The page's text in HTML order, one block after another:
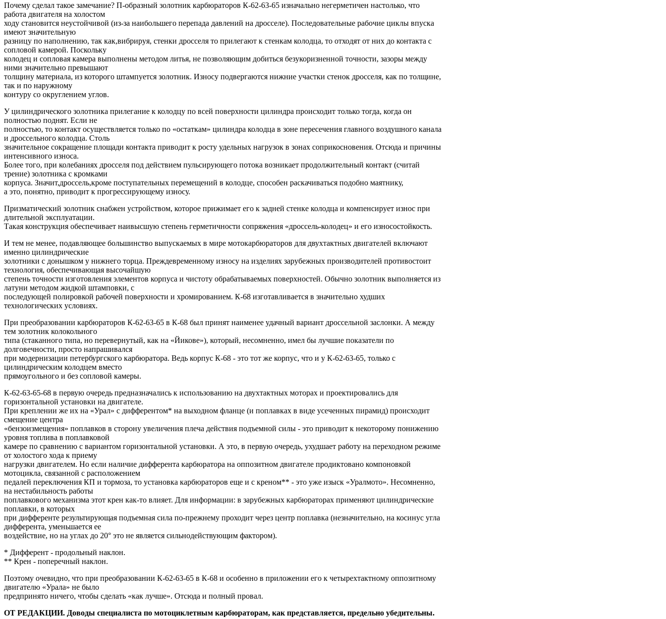
Почему сделал такое замечание? П-образный золотник карбюраторов К-62-63-65 изначально негерметичен настолько, что
работа двигателя на холостом
ходу становится неустойчивой (из-за наибольшего перепада давлений на дросселе). Последовательные рабочие циклы впуска
имеют значительную
разницу по наполнению, так как,вибрируя, стенки дросселя то прилегают к стенкам колодца, то отходят от них до контакта с
сопловой камерой. Поскольку
колодец и сопловая камера выполнены методом литья, не позволяющим добиться безукоризненной точности, зазоры между
ними значительно превышают
толщину материала, из которого штампуется золотник. Износу подвергаются нижние участки стенок дросселя, как по толщине,
так и по наружному
контуру со округлением углов.
У цилиндрического золотника прилегание к колодцу по всей поверхности цилиндра происходит только тогда, когда он
полностью поднят. Если не
полностью, то контакт осуществляется только по «остаткам» цилиндра колодца в зоне пересечения главного воздушного канала
и дроссельного колодца. Столь
значительное сокращение площади контакта приводит к росту удельных нагрузок в зонах соприкосновения. Отсюда и причины
интенсивного износа.
Более того, при колебаниях дросселя под действием пульсирующего потока возникает продолжительный контакт (считай
трение) золотника с кромками
корпуса. Значит,дроссель,кроме поступательных перемещений в колодце, способен раскачиваться подобно маятнику,
а это, понятно, приводит к прогрессирующему износу.
Призматический золотник снабжен устройством, которое прижимает его к задней стенке колодца и компенсирует износ при
длительной эксплуатации.
Такая конструкция обеспечивает наивысшую степень герметичности сопряжения «дроссель-колодец» и его износостойкость.
И тем не менее, подавляющее большинство выпускаемых в мире мотокарбюраторов для двухтактных двигателей включают
именно цилиндрические
золотники с донышком у нижнего торца. Преждевременному износу на изделиях зарубежных производителей противостоит
технология, обеспечивающая высочайшую
степень точности изготовления элементов корпуса и чистоту обрабатываемых поверхностей. Обычно золотник выполняется из
латуни методом жидкой штамповки, с
последующей полировкой рабочей поверхности и хромированием. К-68 изготавливается в значительно худших
технологических условиях.
При преобразовании карбюраторов К-62-63-65 в К-68 был принят наименее удачный вариант дроссельной заслонки. А между
тем золотник колокольного
типа (стаканного типа, но перевернутый, как на «Йикове»), который, несомненно, имел бы лучшие показатели по
долговечности, просто напрашивался
при модернизации петербургского карбюратора. Ведь корпус К-68 - это тот же корпус, что и у К-62-63-65, только с
цилиндрическим колодцем вместо
прямоугольного и без сопловой камеры.
К-62-63-65-68 в первую очередь предназначались к использованию на двухтактных моторах и проектировались для
горизонтальной установки на двигателе.
При креплении же их на «Урал» с дифферентом* на выходном фланце (и поплавках в виде усеченных пирамид) происходит
смещение центра
«бензоизмещения» поплавков в сторону увеличения плеча действия подъемной силы - это приводит к некоторому понижению
уровня топлива в поплавковой
камере по сравнению с вариантом горизонтальной установки. А это, в первую очередь, ухудшает работу на переходном режиме
от холостого хода к приему
нагрузки двигателем. Но если наличие дифферента карбюратора на оппозитном двигателе продиктовано компоновкой
мотоцикла, связанной с расположением
педалей переключения КП и тормоза, то установка карбюраторов еще и с креном** - это уже изыск «Уралмото». Несомненно,
на нестабильность работы
поплавкового механизма этот крен как-то влияет. Для информации: в зарубежных карбюраторах применяют цилиндрические
поплавки, в которых
при дифференте результирующая подъемная сила по-прежнему проходит через центр поплавка (незначительно, на косинус угла
дифферента, уменьшается ее
воздействие, но на углах до 20° это не является сильнодействующим фактором).
* Дифферент - продольный наклон.
** Крен - поперечный наклон.
Поэтому очевидно, что при преобразовании К-62-63-65 в К-68 и особенно в приложении его к четырехтактному оппозитному
двигателю «Урала» не было
предпринято ничего, чтобы сделать «как лучше». Отсюда и полный провал.
ОТ РЕДАКЦИИ. Доводы специалиста по мотоциклетным карбюраторам, как представляется, предельно убедительны.